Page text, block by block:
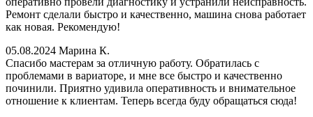
Ремонт сделали быстро и качественно, машина снова работает
как новая. Рекомендую!
05.08.2024 Марина К.
Спасибо мастерам за отличную работу. Обратилась с
проблемами в вариаторе, и мне все быстро и качественно
починили. Приятно удивила оперативность и внимательное
отношение к клиентам. Теперь всегда буду обращаться сюда!